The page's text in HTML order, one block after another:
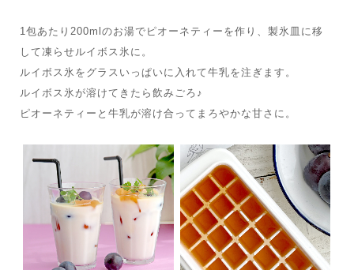
1包あたり200mlのお湯でピオーネティーを作り、製氷皿に移
して凍らせルイボス氷に。
ルイボス氷をグラスいっぱいに入れて牛乳を注ぎます。
ルイボス氷が溶けてきたら飲みごろ♪
ピオーネティーと牛乳が溶け合ってまろやかな甘さに。